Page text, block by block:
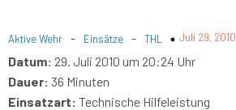
Aktive Wehr - Einsätze - THL Juli 29, 2010
Datum: 29. Juli 2010 um 20:24 Uhr
Dauer: 36 Minuten
Einsatzart: Technische Hilfeleistung